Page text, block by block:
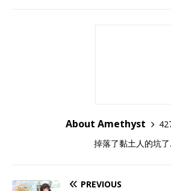
About Amethyst
掉落了黏土人的坑
PREVIOUS